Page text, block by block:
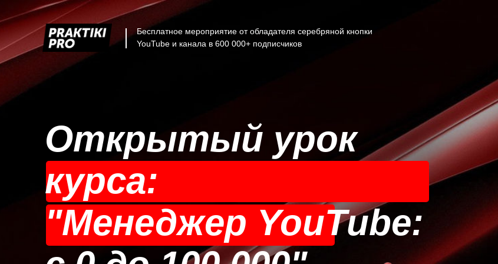
Бесплатное мероприятие от обладателя серебряной кнопки
YouTube и канала в 600 000+ подписчиков
Открытый урок
курса:
"Менеджер YouTube: